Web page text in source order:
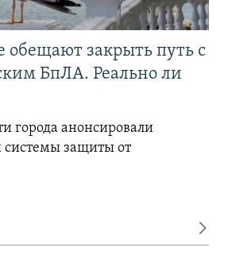
обещают закрыть путь с
БпЛА. Реально ли
города анонсировали
системы защиты от